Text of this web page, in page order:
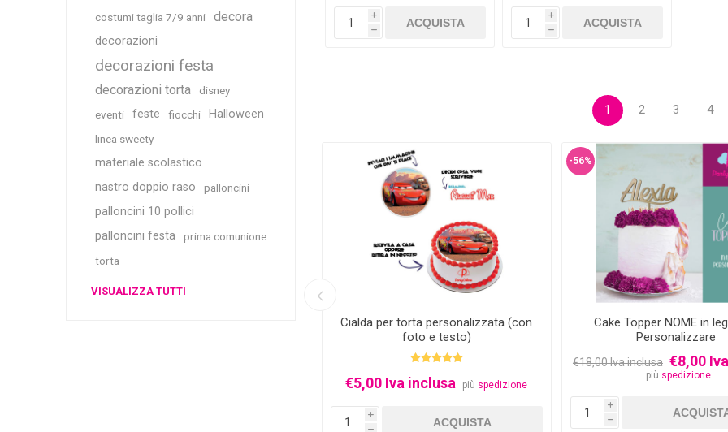
i
h
i
h
1 2 3 4
Cialda per torta personalizzata (con
foto e testo)
€5,00 Iva inclusa più spedizione
i
h
-56%
Cake Topper NOME in
Personalizzare
€18,00 Iva inclusa €8,00
più spedizione
i
h
costumi taglia 7/9 anni
decora
decorazioni
decorazioni festa
decorazioni torta
disney
eventi
feste fiocchi Halloween
linea sweety
materiale scolastico
nastro doppio raso
palloncini
palloncini 10 pollici
palloncini festa
prima comunione
torta
VISUALIZZA TUTTI